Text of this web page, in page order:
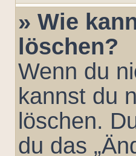
» Wie
löschen?
Wenn du
kannst du
löschen.
du das